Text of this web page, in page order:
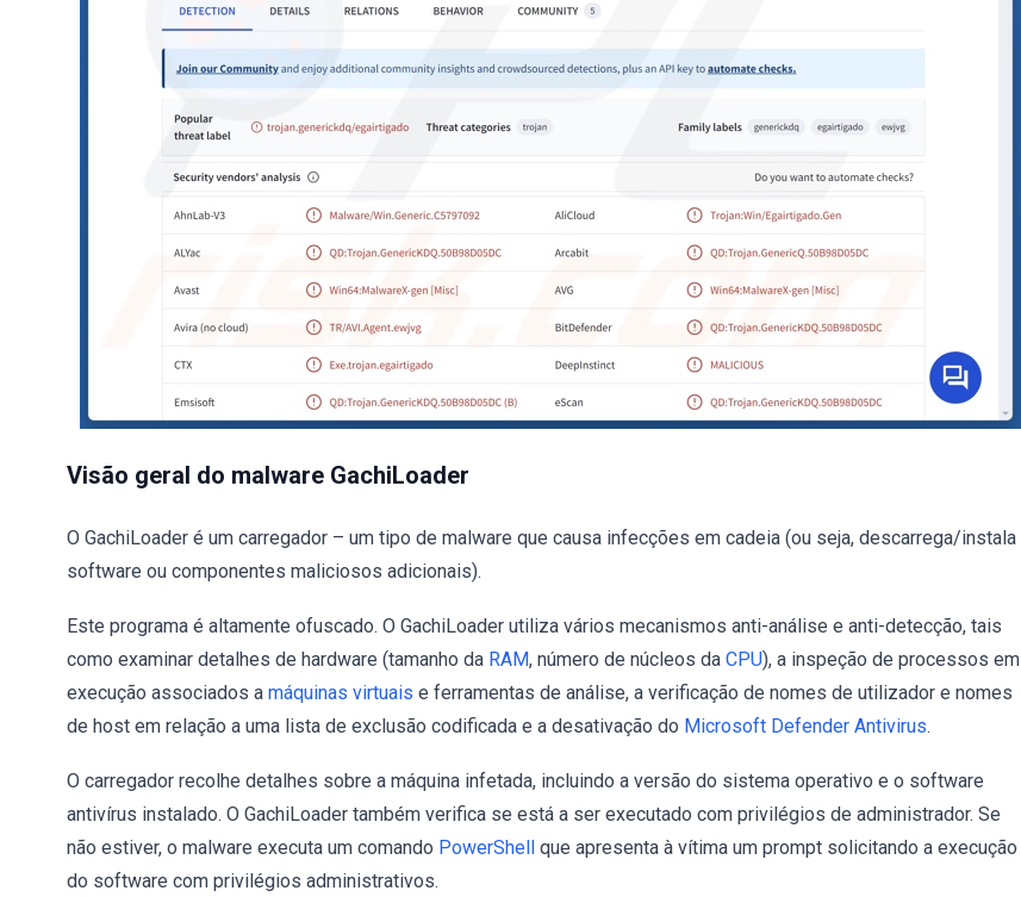
Visão geral do malware GachiLoader
O GachiLoader é um carregador – um tipo de malware que causa infecções em cadeia (ou seja, descarrega/instala
software ou componentes maliciosos adicionais).
Este programa é altamente ofuscado. O GachiLoader utiliza vários mecanismos anti-análise e anti-detecção, tais
como examinar detalhes de hardware (tamanho da RAM, número de núcleos da CPU), a inspeção de processos em
execução associados a máquinas virtuais e ferramentas de análise, a verificação de nomes de utilizador e nomes
de host em relação a uma lista de exclusão codificada e a desativação do Microsoft Defender Antivirus.
O carregador recolhe detalhes sobre a máquina infetada, incluindo a versão do sistema operativo e o software
antivírus instalado. O GachiLoader também verifica se está a ser executado com privilégios de administrador. Se
não estiver, o malware executa um comando PowerShell que apresenta à vítima um prompt solicitando a execução
do software com privilégios administrativos.